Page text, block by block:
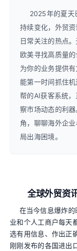
2025年的夏天
持续变化，外贸
日常关注的热点
欧美寻找高质量
为你的业务提供
能第一时间抓住
帮的AI获客系统
察市场动态的利
角，聊聊海外企
局出海困境。
全球外贸资
在当今信息爆炸
业和个人工商户每天
选有用信息、作出正
刚刚发布的各国进出